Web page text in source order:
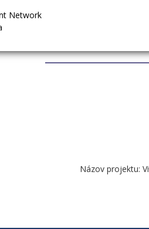
Network
Názov projektu: